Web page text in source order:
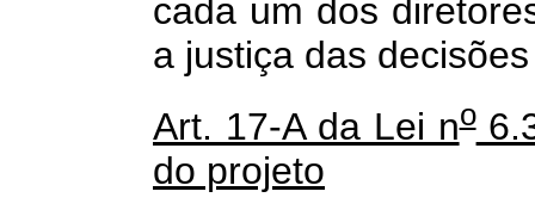
cada um dos
a justiça das
Art. 17-A da Lei no
do projeto